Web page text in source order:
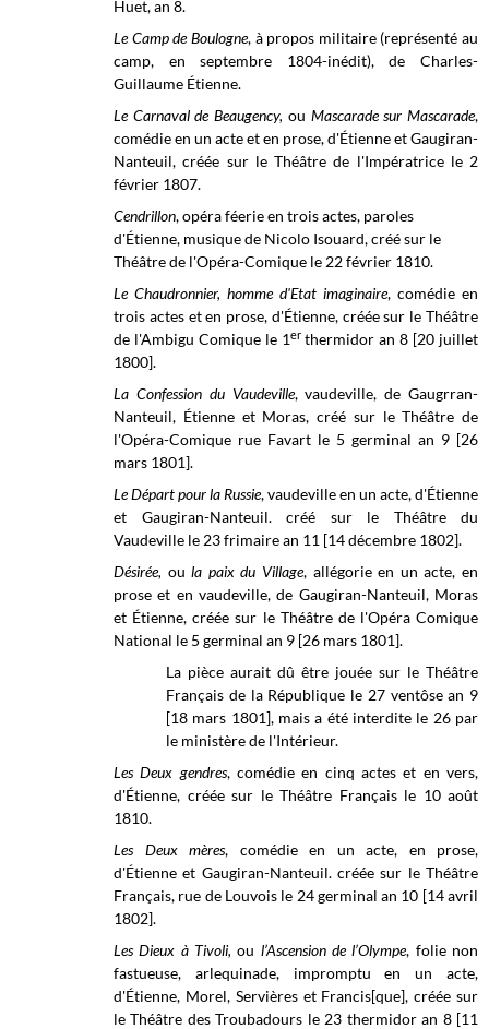
Huet, an 8.
Le Camp de Boulogne, à propos militaire (représenté au
camp, en septembre 1804-inédit), de Charles-
Guillaume Étienne.
Le Carnaval de Beaugency, ou Mascarade sur Mascarade,
comédie en un acte et en prose, d'Étienne et Gaugiran-
Nanteuil, créée sur le Théâtre de l'Impératricele 2
février 1807.
Cendrillon, opéra féerie en trois actes, paroles
d'Étienne, musique de Nicolo Isouard, créé sur le
Théâtre de l'Opéra-Comique le 22 février 1810.
Le Chaudronnier, homme d'Etat imaginaire, comédie en
trois actes et en prose, d'Étienne, créée sur le Théâtre
de l'Ambigu Comique le 1erthermidor an 8 [20 juillet
1800].
La Confession du Vaudeville, vaudeville, de Gaugrran-
Nanteuil, Étienne et Moras, créé sur leThéâtre de
l'Opéra-Comique rue Favart le 5 germinal an 9 [26
mars 1801].
Le Départ pour la Russie, vaudeville en un acte, d'Étienne
et Gaugiran-Nanteuil. créé sur le Théâtre du
Vaudeville le 23 frimaire an 11 [14 décembre 1802].
Désirée, ou la paix du Village, allégorie en un acte, en
prose et en vaudeville, de Gaugiran-Nanteuil, Moras
et Étienne, créée sur le Théâtre de l'Opéra Comique
National le 5 germinal an 9 [26 mars 1801].
La pièce aurait dû être jouée sur le Théâtre
Français de la République le 27 ventôse an 9
[18 mars 1801], mais a été interdite le 26 par
le ministère de l'Intérieur.
Les Deux gendres, comédie en cinq actes et en vers,
d'Étienne, créée sur le Théâtre Français le 10 août
1810.
Les Deux mères, comédie en un acte, en prose,
d'Étienne et Gaugiran-Nanteuil. créée sur le Théâtre
Français, rue de Louvois le 24 germinalan 10 [14 avril
1802].
Les Dieux à Tivoli,ou l’Ascension de l’Olympe, folie non
fastueuse, arlequinade, impromptu en un acte,
d'Étienne, Morel, Servières et Francis[que], créée sur
leThéâtre des Troubadours le 23 thermidor an 8 [11